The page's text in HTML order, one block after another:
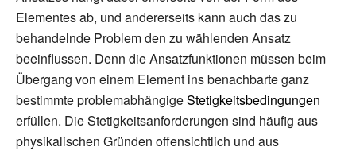
Elementes ab, und andererseits kann auch das zu
behandelnde Problem den zu wählenden Ansatz
beeinflussen. Denn die Ansatzfunktionen müssen beim
Übergang von einem Element ins benachbarte ganz
bestimmte problemabhängigeStetigkeitsbedingungen
erfüllen. Die Stetigkeitsanforderungen sind häufig aus
physikalischen Gründen offensichtlich und aus